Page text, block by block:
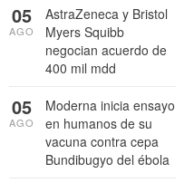
AstraZeneca y Bristol
Myers Squibb
negocian acuerdo de
400 mil mdd
05
AGO
Moderna inicia ensayo
en humanos de su
vacuna contra cepa
Bundibugyo del ébola
05
AGO